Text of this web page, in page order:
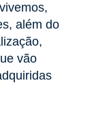
além do
vão